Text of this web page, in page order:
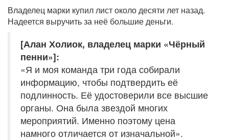
Владелец марки купил лист около десяти лет назад.
Надеется выручить за неё большие деньги.
[Алан Холиок, владелец марки «Чёрный
пенни»]:
«Я и моя команда три года собирали
информацию, чтобы подтвердить её
подлинность. Её удостоверили все высшие
органы. Она была звездой многих
мероприятий. Именно поэтому цена
намного отличается от изначальной».